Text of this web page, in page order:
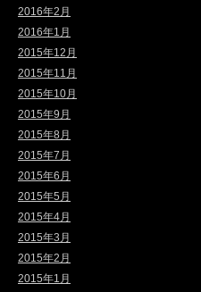
2016年2月
2016年1月
2015年12月
2015年11月
2015年10月
2015年9月
2015年8月
2015年7月
2015年6月
2015年5月
2015年4月
2015年3月
2015年2月
2015年1月